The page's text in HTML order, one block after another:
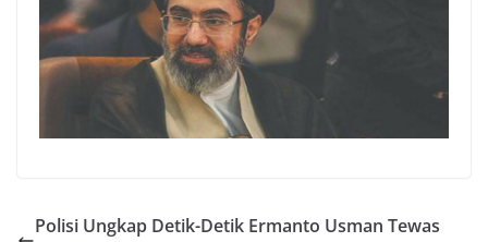
Polisi Ungkap Detik-Detik Ermanto Usman Tewas